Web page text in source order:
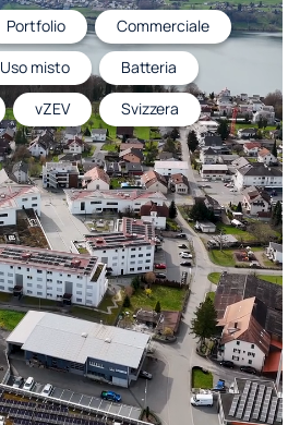
Portfolio
Commerciale
Uso misto
Batteria
vZEV Svizzera